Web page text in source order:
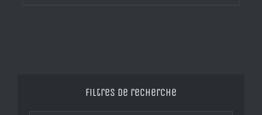
Filtres de recherche